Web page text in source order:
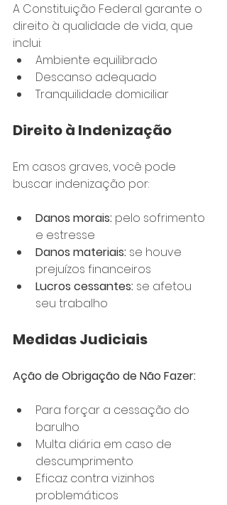
A Constituição Federal garante o
direito à qualidade de vida, que
inclui:
Ambiente equilibrado
Descanso adequado
Tranquilidade domiciliar
Direito à Indenização
Em casos graves, você pode
buscar indenização por:
Danos morais: pelo sofrimento
e estresse
Danos materiais: se houve
prejuízos financeiros
Lucros cessantes: se afetou
seu trabalho
Medidas Judiciais
Ação de Obrigação de Não Fazer:
Para forçar a cessação do
barulho
Multa diária em caso de
descumprimento
Eficaz contra vizinhos
problemáticos